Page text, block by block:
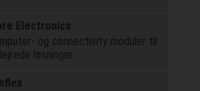
Electronics
og connectivity moduler til
løsninger